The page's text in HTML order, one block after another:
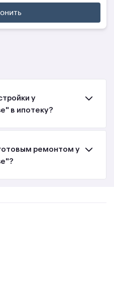
у
в ипотеку?
ремонтом у